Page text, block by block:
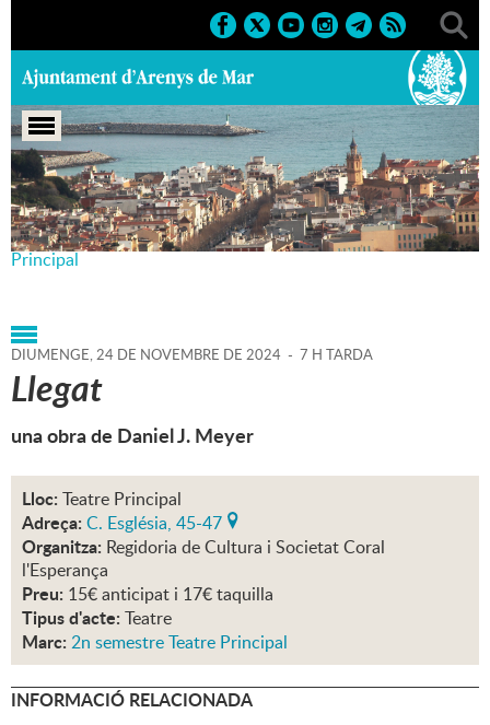
Portada > Agenda > 24-11-
2024 > Marcs > Culturals > 2024 > 2n semestre Teatre
Principal
DIUMENGE,24 DE NOVEMBRE DE 2024 - 7 H TARDA
Llegat
una obra de Daniel J. Meyer
Lloc: Teatre Principal
Adreça: C. Església, 45-47
Organitza: Regidoria de Cultura i Societat Coral
l'Esperança
Preu: 15€ anticipat i 17€ taquilla
Tipus d'acte: Teatre
Marc: 2n semestre Teatre Principal
INFORMACIÓ RELACIONADA